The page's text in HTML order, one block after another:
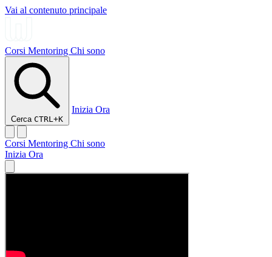
Vai al contenuto principale
Corsi Mentoring Chi sono
Cerca CTRL+K
Inizia Ora
Corsi Mentoring Chi sono
Inizia Ora